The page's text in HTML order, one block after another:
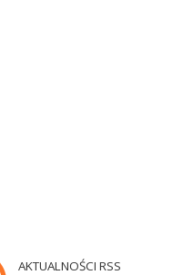
AKTUALNOŚCI RSS